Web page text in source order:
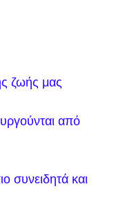
ζωής μας
από
συνειδητά και